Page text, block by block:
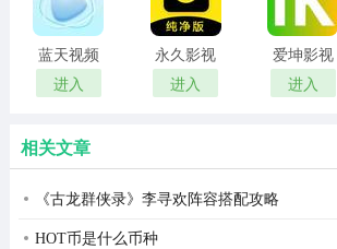
蓝天视频
免费无广
告追剧
进入
永久影视
电视版
进入
爱坤影视
官网入口
进入
相关文章
《古龙群侠录》李寻欢阵容搭配攻略
HOT币是什么币种